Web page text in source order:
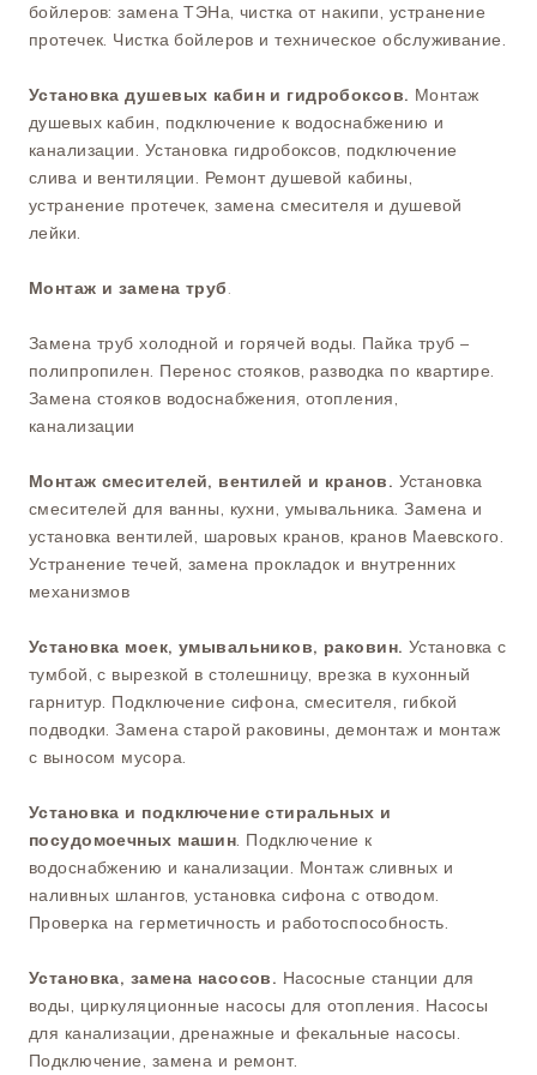
бойлеров: замена ТЭНа, чистка от накипи, устранение
протечек. Чистка бойлеров и техническое обслуживание.
Установка душевых кабин и гидробоксов. Монтаж
душевых кабин, подключение к водоснабжению и
канализации. Установка гидробоксов, подключение
слива и вентиляции. Ремонт душевой кабины,
устранение протечек, замена смесителя и душевой
лейки.
Монтаж и замена труб.
Замена труб холодной и горячей воды. Пайка труб –
полипропилен. Перенос стояков, разводка по квартире.
Замена стояков водоснабжения, отопления,
канализации
Монтаж смесителей, вентилей и кранов. Установка
смесителей для ванны, кухни, умывальника. Замена и
установка вентилей, шаровых кранов, кранов Маевского.
Устранение течей, замена прокладок и внутренних
механизмов
Установка моек, умывальников, раковин. Установка с
тумбой, с вырезкой в столешницу, врезка в кухонный
гарнитур. Подключение сифона, смесителя, гибкой
подводки. Замена старой раковины, демонтаж и монтаж
с выносом мусора.
Установка и подключение стиральных и
посудомоечных машин. Подключение к
водоснабжению и канализации. Монтаж сливных и
наливных шлангов, установка сифона с отводом.
Проверка на герметичность и работоспособность.
Установка, замена насосов. Насосные станции для
воды, циркуляционные насосы для отопления. Насосы
для канализации, дренажные и фекальные насосы.
Подключение, замена и ремонт.